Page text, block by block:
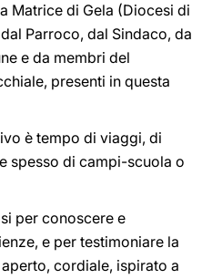
Matrice di Gela (Diocesi di
Parroco, dal Sindaco, da
e da membri del
presenti in questa
è tempo di viaggi, di
spesso di campi-scuola o
per conoscere e
e per testimoniare la
cordiale, ispirato a